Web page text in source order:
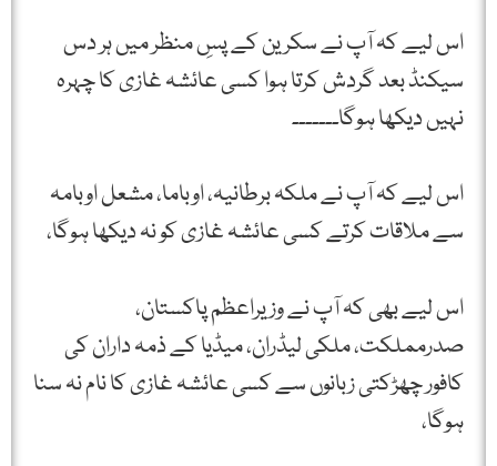
اس لیے کہ آپ نے سکرین کے پسِ منظر میں ہر دس
سیکنڈ بعد گردش کرتا ہوا کسی عائشہ غازی کا چہرہ
نہیں دیکھا ہوگا۔۔۔۔۔۔۔
اس لیے کہ آپ نے ملکہ برطانیہ، اوباما، مشعل اوبامہ
سے ملاقات کرتے کسی عائشہ غازی کو نہ دیکھا ہوگا،
اس لیے بھی کہ آپ نے وزیراعظم پاکستان،
صدرمملکت، ملکی لیڈران، میڈیا کے ذمہ داران کی
کافور چھڑکتی زبانوں سے کسی عائشہ غازی کا نام نہ سنا
ہوگا،